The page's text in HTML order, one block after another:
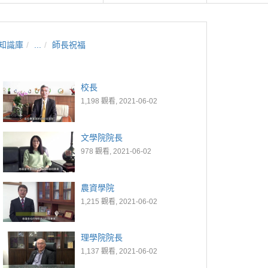
識庫 師長祝福
校長
1,198 觀看, 2021-06-02
文學院院長
978 觀看, 2021-06-02
農資學院
1,215 觀看, 2021-06-02
理學院院長
1,137 觀看, 2021-06-02